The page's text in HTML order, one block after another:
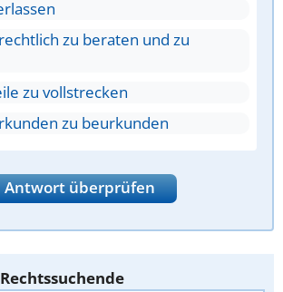
zu beraten und zu
zu vollstrecken
zu beurkunden
Antwort überprüfen